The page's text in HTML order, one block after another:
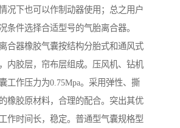
况下也可以作制动器使用；总之用户
条件选择合适型号的气胎离合器。
合器橡胶气囊按结构分胎式和通风式
内胶层，帘布层组成。压风机、钻机
工作压力为0.75Mpa。采用弹性、撕
橡胶原材料，合理的配合。突出其优
作时间长，稳定。普通型气囊规格型